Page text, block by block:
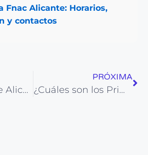
Fnac Alicante: Horarios,
y contactos
Universidad de Alicante: Carreras, cómo ingresar y contactos
PRÓXIMA
¿Cuáles son los Primark más grandes de España? | Primark en Alicante